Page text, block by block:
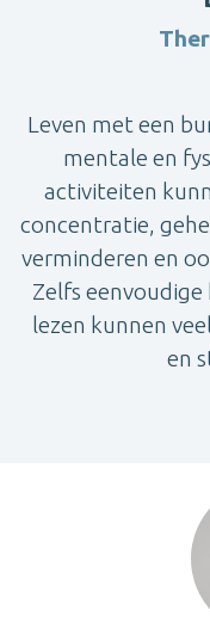
Leven met een
mentale en
activiteiten
concentratie,
verminderen en
Zelfs
lezen kunnen
en